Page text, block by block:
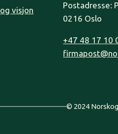
visjon
Postadresse:
0216 Oslo
+47 48 17 10
© 2024 Norskog